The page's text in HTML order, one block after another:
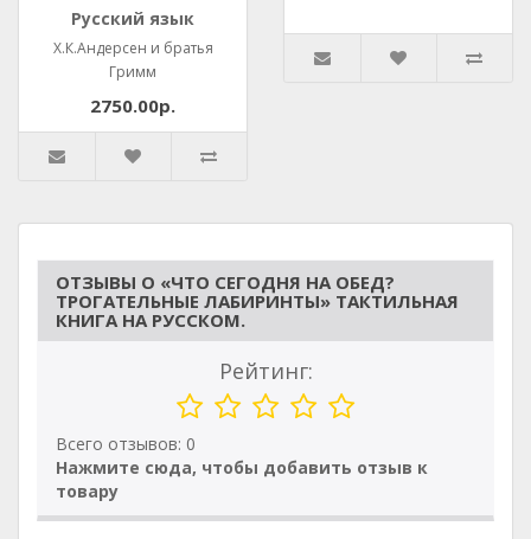
Русский язык
Х.К.Андерсен и братья
Гримм
2750.00р.
ОТЗЫВЫ О «ЧТО СЕГОДНЯ НА ОБЕД?
ТРОГАТЕЛЬНЫЕ ЛАБИРИНТЫ» ТАКТИЛЬНАЯ
КНИГА НА РУССКОМ.
Рейтинг:
Всего отзывов: 0
Нажмите сюда, чтобы добавить отзыв к
товару